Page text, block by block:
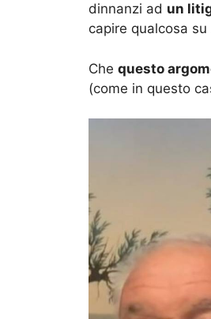
dinnanzi ad un
capire qualcosa
Che questo
(come in questo